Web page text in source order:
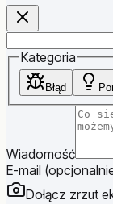
Website
Kategoria
Błąd
Wiadomość
E-mail
Dołącz zrzut